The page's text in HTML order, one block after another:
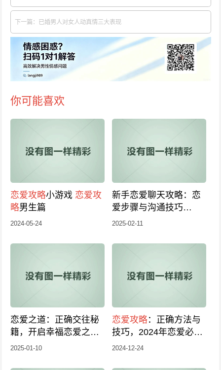
下一篇：已婚男人对女人动真情三大表现
你可能喜欢
恋爱攻略小游戏 恋爱攻
略男生篇
2024-05-24
新手恋爱聊天攻略：恋
爱步骤与沟通技巧
_2025版
2025-02-11
恋爱之道：正确交往秘
籍，开启幸福恋爱之旅
正确恋爱攻略
2025-01-10
恋爱攻略：正确方法与
技巧，2024年恋爱必修
课！
2024-12-24